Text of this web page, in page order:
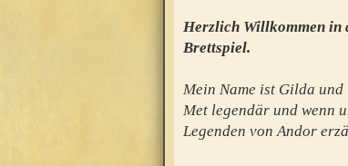
Herzlich Willkommen in
Brettspiel.
Mein Name ist Gilda
Met legendär und wenn
Legenden von Andor